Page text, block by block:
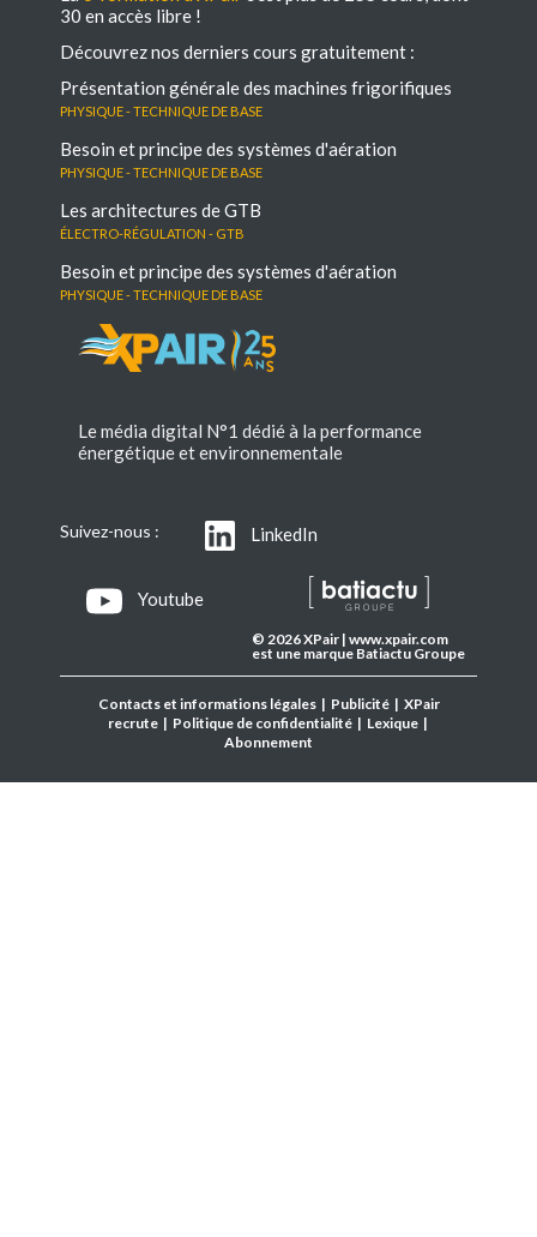
30 en accès libre !
Découvrez nos derniers cours gratuitement :
Présentation générale des machines frigorifiques
Physique - Technique de base
Besoin et principe des systèmes d'aération
Physique - Technique de base
Les architectures de GTB
électro-régulation - GTB
Besoin et principe des systèmes d'aération
Physique - Technique de base
Le média digital N°1 dédié à la performance
énergétique et environnementale
Suivez-nous : LinkedIn
Youtube
© 2026 XPair | www.xpair.com
est une marque Batiactu Groupe
Contacts et informations légales| Publicité| XPair
recrute| Politique de confidentialité| Lexique|
Abonnement